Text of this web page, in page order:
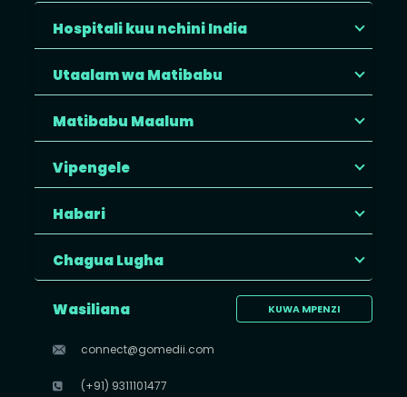
Hospitali kuu nchini India
Utaalam wa Matibabu
Matibabu Maalum
Vipengele
Habari
Chagua Lugha
KUWA MPENZI
Wasiliana
connect@gomedii.com
(+91) 9311101477